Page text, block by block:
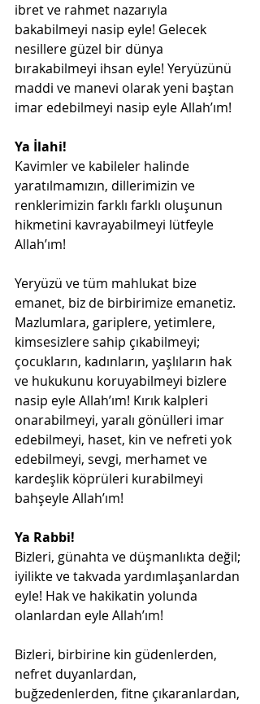
ibret ve rahmet nazarıyla
bakabilmeyi nasip eyle! Gelecek
nesillere güzel bir dünya
bırakabilmeyi ihsan eyle! Yeryüzünü
maddi ve manevi olarak yeni baştan
imar edebilmeyi nasip eyle Allah’ım!
Ya İlahi!
Kavimler ve kabileler halinde
yaratılmamızın, dillerimizin ve
renklerimizin farklı farklı oluşunun
hikmetini kavrayabilmeyi lütfeyle
Allah’ım!
Yeryüzü ve tüm mahlukat bize
emanet, biz de birbirimize emanetiz.
Mazlumlara, gariplere, yetimlere,
kimsesizlere sahip çıkabilmeyi;
çocukların, kadınların, yaşlıların hak
ve hukukunu koruyabilmeyi bizlere
nasip eyle Allah’ım! Kırık kalpleri
onarabilmeyi, yaralı gönülleri imar
edebilmeyi, haset, kin ve nefreti yok
edebilmeyi, sevgi, merhamet ve
kardeşlik köprüleri kurabilmeyi
bahşeyle Allah’ım!
Ya Rabbi!
Bizleri, günahta ve düşmanlıkta değil;
iyilikte ve takvada yardımlaşanlardan
eyle! Hak ve hakikatin yolunda
olanlardan eyle Allah’ım!
Bizleri, birbirine kin güdenlerden,
nefret duyanlardan,
buğzedenlerden, fitne çıkaranlardan,